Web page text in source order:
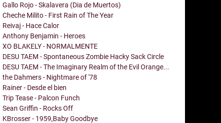
Gallo Rojo - Skalavera (Dia de Muertos)
Cheche Milito - First Rain of The Year
Reivaj - Hace Calor
Anthony Benjamin - Heroes
XO BLAKELY - NORMALMENTE
DESU TAEM - Spontaneous Zombie Hacky Sack Circle
DESU TAEM - The Imaginary Realm of the Evil Orange...
the Dahmers - Nightmare of '78
Rainer - Desde el bien
Trip Tease - Palcon Funch
Sean Griffin - Rocks Off
KBrosser - 1959,Baby Goodbye